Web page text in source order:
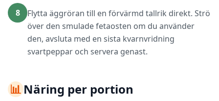
8
Flytta äggröran till en förvärmd tallrik direkt. Strö
över den smulade fetaosten om du använder
den, avsluta med en sista kvarnvridning
svartpeppar och servera genast.
📊Näring per portion